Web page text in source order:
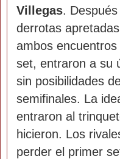
Villegas.
derrotas
ambos
set, entraron a su
sin posibilidades
semifinales. La
entraron al
hicieron. Los
perder el primer